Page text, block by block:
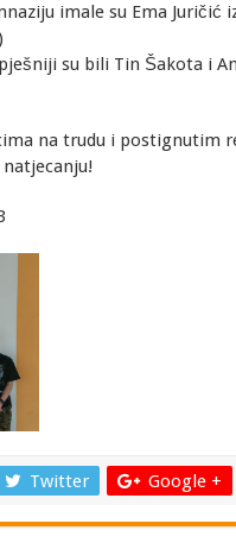
imale su Ema
su bili Tin Šakota i
na trudu i postignutim
Twitter Google +